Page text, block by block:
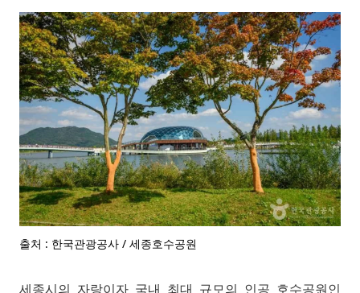
출처 : 한국관광공사 / 세종호수공원
세종시의 자랑이자 국내 최대 규모의 인공 호수공원인